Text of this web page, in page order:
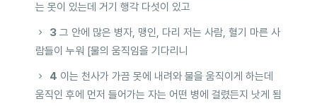
는 못이 있는데 거기 행각 다섯이 있고
3그 안에 많은 병자, 맹인, 다리 저는 사람, 혈기 마른 사
람들이 누워 [물의 움직임을 기다리니
4 이는 천사가 가끔 못에 내려와 물을 움직이게 하는데
움직인 후에 먼저 들어가는 자는 어떤 병에 걸렸든지 낫게 됨